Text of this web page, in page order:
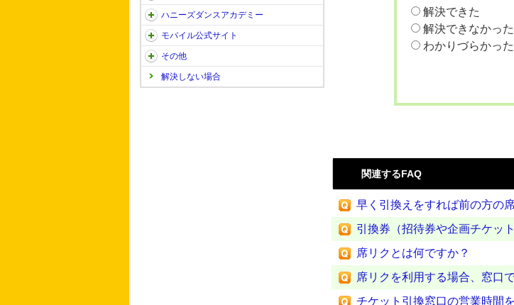
ハニーズダンスアカデミー
モバイル公式サイト
その他
解決しない場合
解決できた
解決できなかった
わかりづらかった
関連するFAQ
早く引換えをすれば前の方の
引換券（招待券や企画チケッ
席リクとは何ですか？
席リクを利用する場合、窓口
チケット引換窓口の営業時間